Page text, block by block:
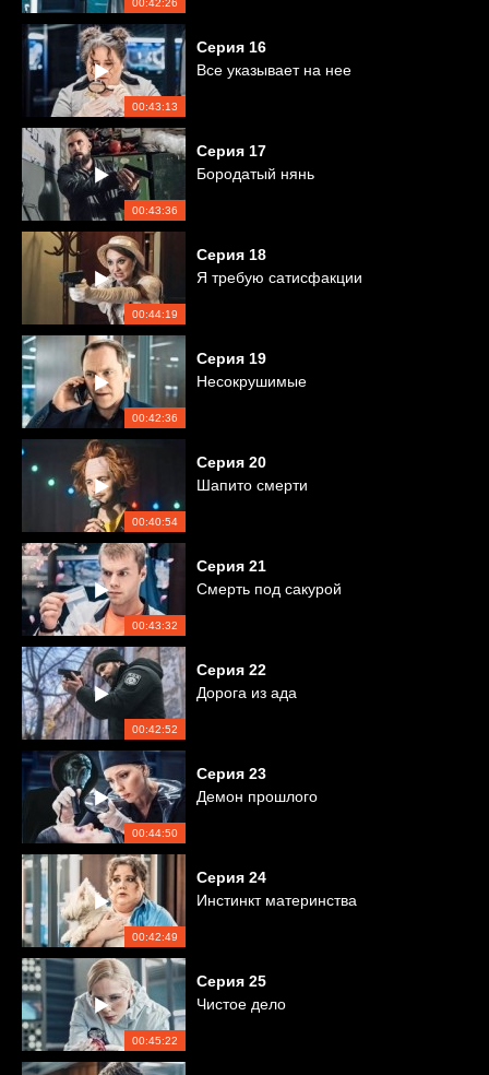
00:42:26
00:43:13
Серия 16
Все указывает на нее
00:43:36
Серия 17
Бородатый нянь
00:44:19
Серия 18
Я требую сатисфакции
00:42:36
Серия 19
Несокрушимые
00:40:54
Серия 20
Шапито смерти
00:43:32
Серия 21
Смерть под сакурой
00:42:52
Серия 22
Дорога из ада
00:44:50
Серия 23
Демон прошлого
00:42:49
Серия 24
Инстинкт материнства
00:45:22
Серия 25
Чистое дело